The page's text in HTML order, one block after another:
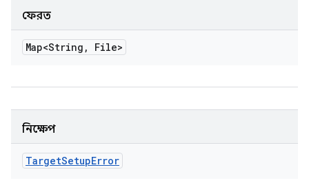
ফেরত
Map<String , File>
নিক্ষেপ
TargetSetupError